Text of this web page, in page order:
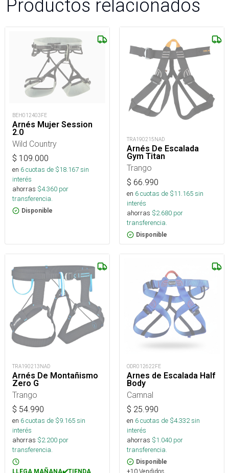
Productos relacionados
BEH012403FE
Arnés Mujer Session
2.0
Wild Country
$ 109.000
en 6cuotas de $18.167sin
interés
ahorras $4.360 por
transferencia.
Disponible
TRA190215NAD
Arnés De Escalada
Gym Titan
Trango
$ 66.990
en 6cuotas de $11.165sin
interés
ahorras $2.680 por
transferencia.
Disponible
TRA190213NAD
Arnés De Montañismo
Zero G
Trango
$ 54.990
en 6cuotas de $9.165sin
interés
ahorras $2.200 por
transferencia.
LLEGA MAÑANA✔️TIENDA
ODR012622FE
Arnes de Escalada Half
Body
Camnal
$ 25.990
en 6cuotas de $4.332sin
interés
ahorras $1.040 por
transferencia.
Disponible
+10 Vendidos